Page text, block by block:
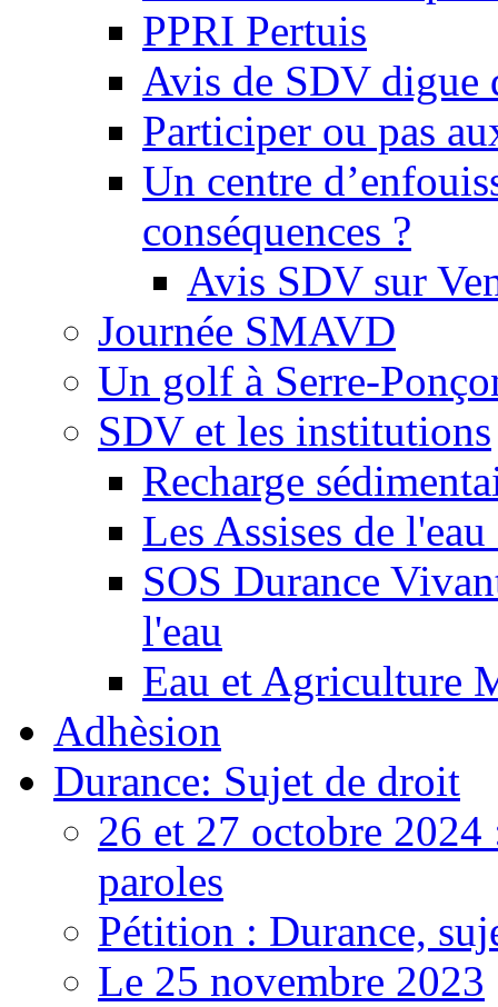
PPRI Pertuis
Avis de SDV digue
Participer ou pas
Un centre
conséquences ?
Avis SDV sur
Journée SMAVD
Un golf à Serre-
SDV et les institutions
Recharge
Les Assises de
SOS Durance
l'eau
Eau et Agriculture
Adhèsion
Durance: Sujet de droit
26 et 27 octobre 2024
paroles
Pétition : Durance,
Le 25 novembre 2023